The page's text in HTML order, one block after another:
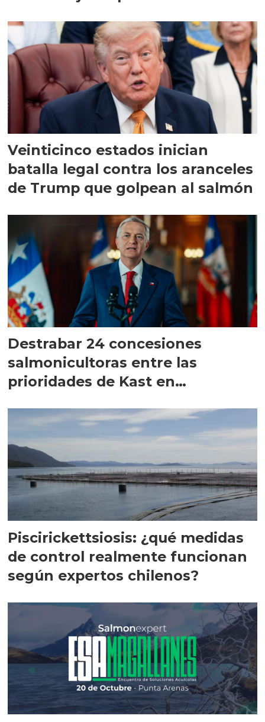
Veinticinco estados inician
batalla legal contra los aranceles
de Trump que golpean al salmón
Destrabar 24 concesiones
salmonicultoras entre las
prioridades de Kast en
Piscirickettsiosis: ¿qué medidas
de control realmente funcionan
según expertos chilenos?